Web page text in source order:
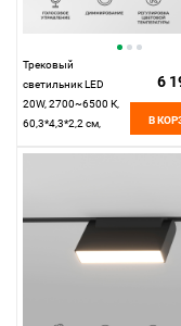
Трековый
светильник LED
20W, 2700~6500 К,
60,3*4,3*2,2 см,
6
В